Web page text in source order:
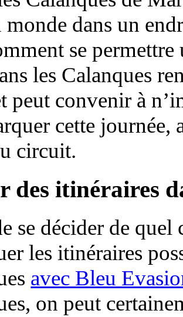
monde dans un
se permettre
les Calanques
peut convenir à
cette journée,
circuit.
des itinéraires
se décider de
les itinéraires
avec Bleu
on peut